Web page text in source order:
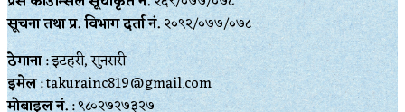
सूचना तथा प्र‍. विभाग दर्ता नं.२०९२/०७७/०७८
ठेगाना: इटहरी, सुनसरी
इमेल: takurainc819@gmail.com
मोबाइल नं.: ९८०२७२७३२७